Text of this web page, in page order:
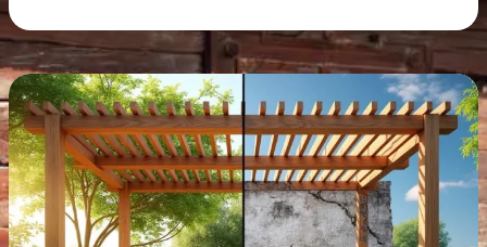
EFFICACEMENT
UNE
TERRASSE
DE
MOBIL
HOME
?